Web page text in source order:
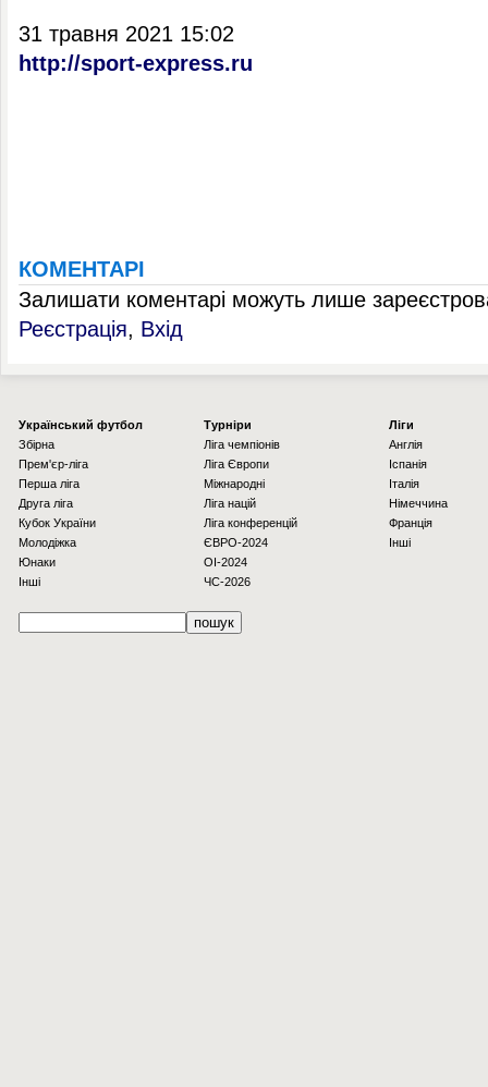
31 травня 2021 15:02
http://sport-express.ru
КОМЕНТАРІ
Залишати коментарі можуть лише
Реєстрація, Вхід
Українcький футбол
Збірна
Прем'єр-ліга
Перша ліга
Друга ліга
Кубок України
Молодіжка
Юнаки
Інші
Турніри
Ліга чемпіонів
Ліга Європи
Міжнародні
Ліга націй
Ліга конференцій
ЄВРО-2024
OI-2024
ЧС-2026
Ліги
Англія
Іспанія
Італія
Німеччина
Франція
Інші